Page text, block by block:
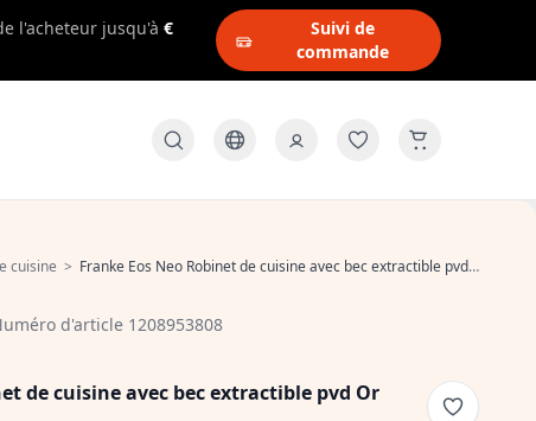
l'acheteur jusqu'à €
Suivi de
commande
cuisine > Franke Eos Neo Robinet de cuisine avec bec extractible pvd Or 115.0681.244
d'article 1208953808
de cuisine avec bec extractible pvd Or